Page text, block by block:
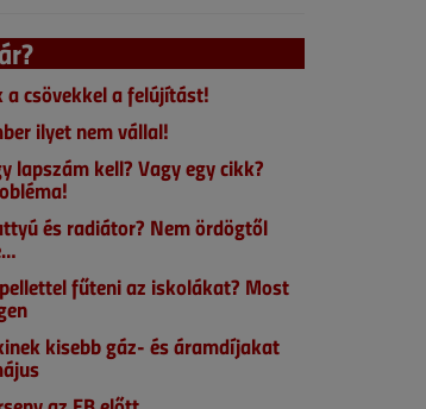
a csövekkel a felújítást!
ilyet nem vállal!
lapszám kell? Vagy egy cikk?
és radiátor? Nem ördögtől
fűteni az iskolákat? Most
kisebb gáz- és áramdíjakat